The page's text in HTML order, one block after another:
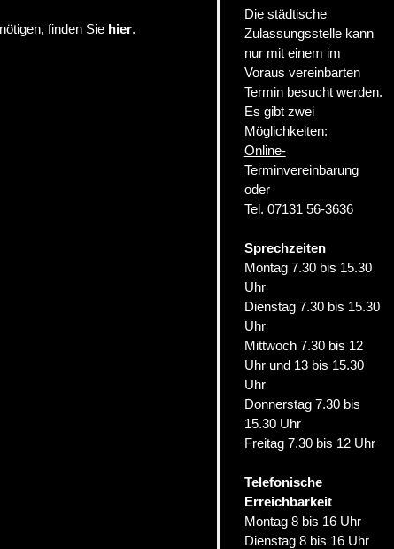
finden Sie hier.
Die städtische
Zulassungsstelle kann
nur mit einem im
Voraus vereinbarten
Termin besucht werden.
Es gibt zwei
Möglichkeiten:
Online-
Terminvereinbarung
oder
Tel. 07131 56-3636
Sprechzeiten
Montag 7.30 bis 15.30
Uhr
Dienstag 7.30 bis 15.30
Uhr
Mittwoch 7.30 bis 12
Uhr und 13 bis 15.30
Uhr
Donnerstag 7.30 bis
15.30 Uhr
Freitag 7.30 bis 12 Uhr
Telefonische
Erreichbarkeit
Montag 8 bis 16 Uhr
Dienstag 8 bis 16 Uhr